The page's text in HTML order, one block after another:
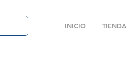
INICIO TIENDA